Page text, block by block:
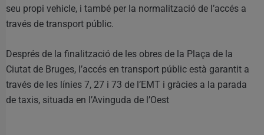
seu propi vehicle, i també per la normalització de l’accés a
través de transport públic.
Després de la finalització de les obres de la Plaça de la
Ciutat de Bruges, l’accés en transport públic està garantit a
través de les línies 7, 27 i 73 de l’EMT i gràcies a la parada
de taxis, situada en l’Avinguda de l’Oest